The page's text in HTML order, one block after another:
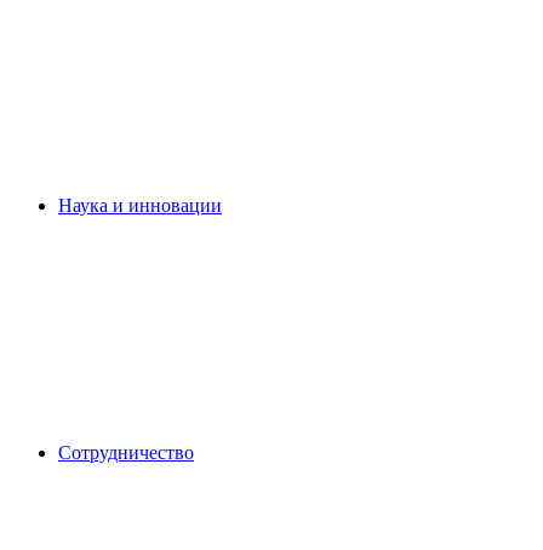
Наука и инновации
Сотрудничество